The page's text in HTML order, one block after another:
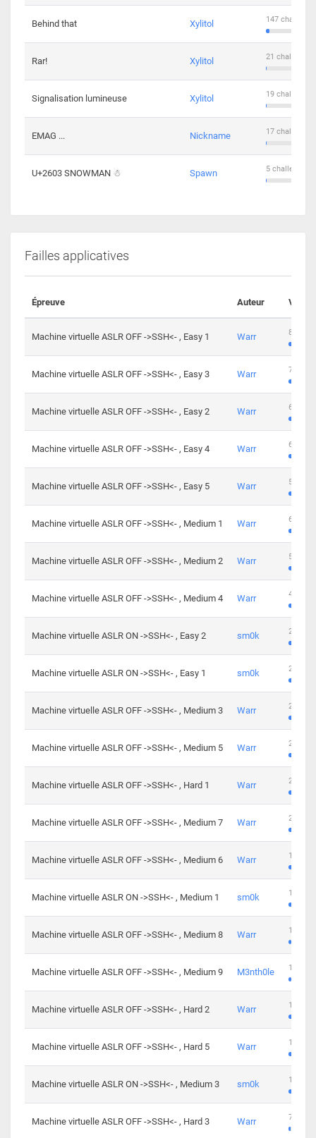
Behind that Xylitol 147
Rar! Xylitol 21
Signalisation lumineuse Xylitol 19
EMAG ... Nickname 17
U+2603 SNOWMAN ☃ Spawn 5 challengers
Failles applicatives
Épreuve Auteur
Machine virtuelle ASLR OFF ->SSH<- , Easy 1 Warr 801
Machine virtuelle ASLR OFF ->SSH<- , Easy 3 Warr 746
Machine virtuelle ASLR OFF ->SSH<- , Easy 2 Warr 681
Machine virtuelle ASLR OFF ->SSH<- , Easy 4 Warr 645
Machine virtuelle ASLR OFF ->SSH<- , Easy 5 Warr 561
Machine virtuelle ASLR OFF ->SSH<- , Medium 1 Warr 605
Machine virtuelle ASLR OFF ->SSH<- , Medium 2 Warr 509
Machine virtuelle ASLR OFF ->SSH<- , Medium 4 Warr 413
Machine virtuelle ASLR ON ->SSH<- , Easy 2 sm0k 247
Machine virtuelle ASLR ON ->SSH<- , Easy 1 sm0k 219
Machine virtuelle ASLR OFF ->SSH<- , Medium 3 Warr 280
Machine virtuelle ASLR OFF ->SSH<- , Medium 5 Warr 265
Machine virtuelle ASLR OFF ->SSH<- , Hard 1 Warr 224
Machine virtuelle ASLR OFF ->SSH<- , Medium 7 Warr 230
Machine virtuelle ASLR OFF ->SSH<- , Medium 6 Warr 168
Machine virtuelle ASLR ON ->SSH<- , Medium 1 sm0k 139
Machine virtuelle ASLR OFF ->SSH<- , Medium 8 Warr 112
Machine virtuelle ASLR OFF ->SSH<- , Medium 9 M3nth0le 100
Machine virtuelle ASLR OFF ->SSH<- , Hard 2 Warr 176
Machine virtuelle ASLR OFF ->SSH<- , Hard 5 Warr 115
Machine virtuelle ASLR ON ->SSH<- , Medium 3 sm0k 115
Machine virtuelle ASLR OFF ->SSH<- , Hard 3 Warr 76